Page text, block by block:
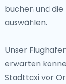
buchen und
auswählen.
Unser
erwarten
Stadttaxi vor